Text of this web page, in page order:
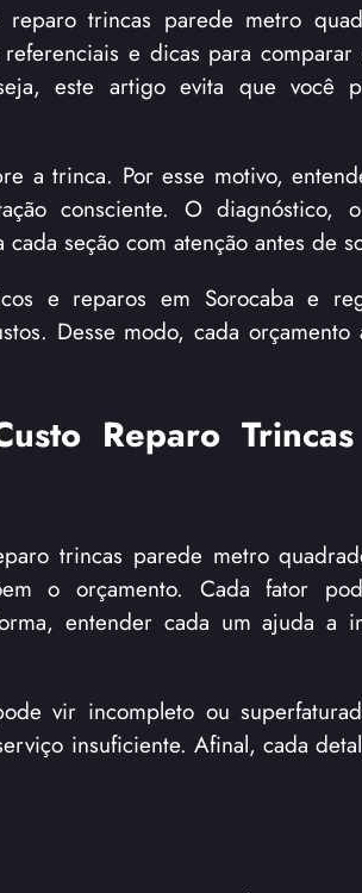
reparo trincas parede metro
e dicas para
este artigo evita que você
a trinca. Por esse motivo,
consciente. O
seção com atenção antes de
e reparos em Sorocaba e
Desse modo, cada
Reparo
trincas parede metro
o orçamento. Cada fator
entender cada um ajuda a
vir incompleto ou
insuficiente. Afinal, cada